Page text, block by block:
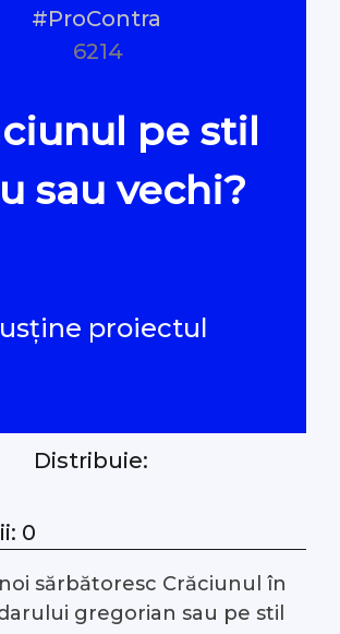
#ProContra
6214
pe stil
sau vechi?
proiectul
Distribuie:
0
sărbătoresc Crăciunul în
gregorian sau pe stil